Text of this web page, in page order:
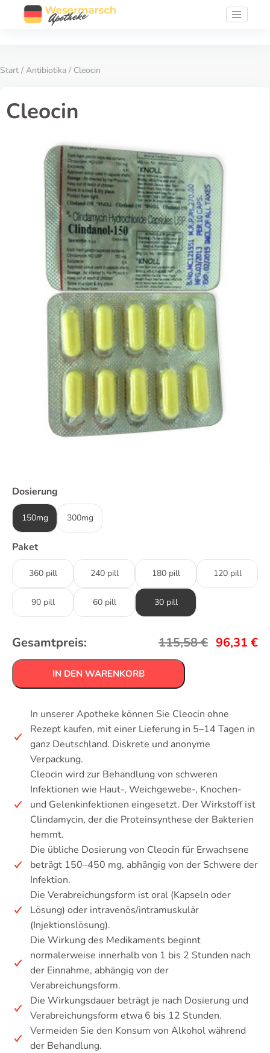
Start / Antibiotika / Cleocin
Cleocin
Dosierung
150mg 300mg
Paket
360 pill 240 pill 180 pill 120 pill
90 pill 60 pill 30 pill
Gesamtpreis: 115,58€ 96,31 €
IN DEN WARENKORB
In unserer Apotheke können Sie Cleocin ohne
Rezept kaufen, mit einer Lieferung in 5–14 Tagen in
ganz Deutschland. Diskrete und anonyme
Verpackung.
Cleocin wird zur Behandlung von schweren
Infektionen wie Haut-, Weichgewebe-, Knochen-
und Gelenkinfektionen eingesetzt. Der Wirkstoff ist
Clindamycin, der die Proteinsynthese der Bakterien
hemmt.
Die übliche Dosierung von Cleocin für Erwachsene
beträgt 150–450 mg, abhängig von der Schwere der
Infektion.
Die Verabreichungsform ist oral (Kapseln oder
Lösung) oder intravenös/intramuskulär
(Injektionslösung).
Die Wirkung des Medikaments beginnt
normalerweise innerhalb von 1 bis 2 Stunden nach
der Einnahme, abhängig von der
Verabreichungsform.
Die Wirkungsdauer beträgt je nach Dosierung und
Verabreichungsform etwa 6 bis 12 Stunden.
Vermeiden Sie den Konsum von Alkohol während
der Behandlung.